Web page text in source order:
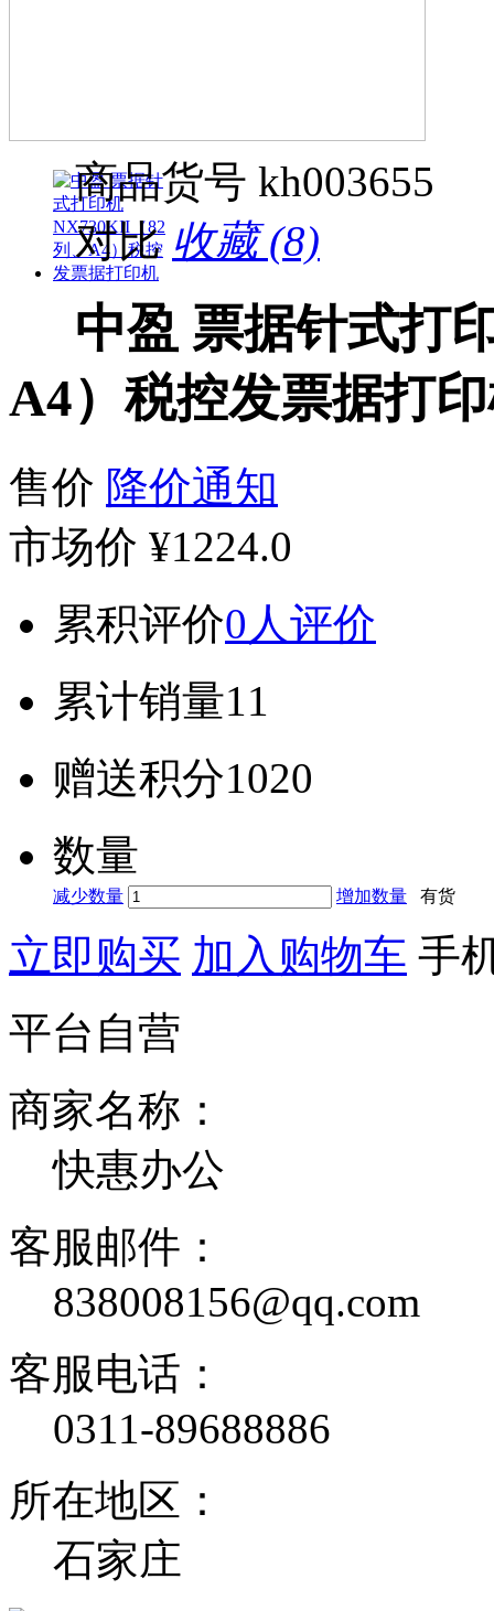
商品货号 kh003655
对比 收藏 (8)
中盈 票据针式打
A4）税控发票据打
售价 降价通知
市场价 ¥1224.0
累积评价0人评价
累计销量11
赠送积分1020
数量
减少数量 增加数量 有货
立即购买 加入购物车 手
平台自营
商家名称：
快惠办公
客服邮件：
838008156@qq.com
客服电话：
0311-89688886
所在地区：
石家庄